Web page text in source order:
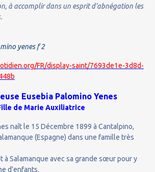
à accomplir dans un esprit d’abnégation les
FR/display-saint/7693de1e-3d8d-
Eusebia Palomino Yenes
de Marie Auxiliatrice
naît le 15 Décembre 1899 à Cantalpino,
(Espagne) dans une famille très
à Salamanque avec sa grande sœur pour y
d'enfants.